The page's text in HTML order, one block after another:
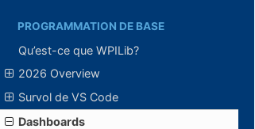
PROGRAMMATION DE BASE
Qu’est-ce que WPILib?
2026 Overview
Survol de VS Code
Dashboards